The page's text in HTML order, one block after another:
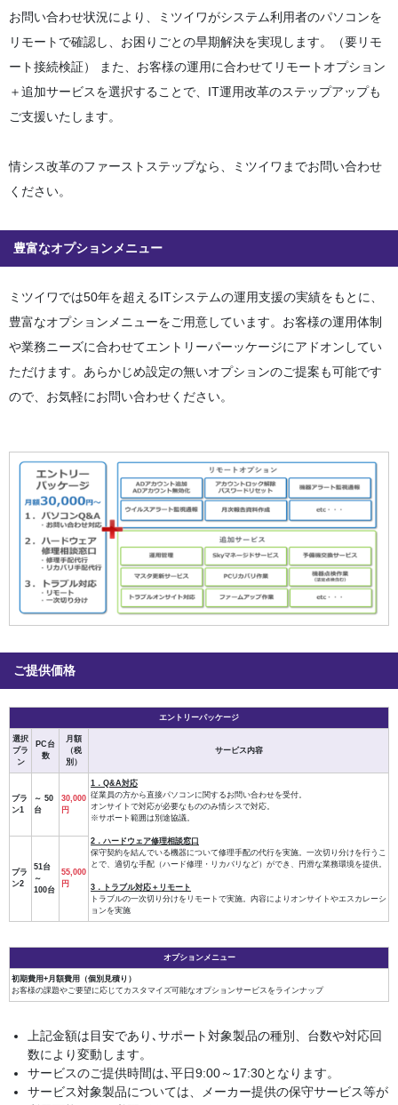
お問い合わせ状況により、ミツイワがシステム利用者のパソコンを
リモートで確認し、お困りごとの早期解決を実現します。（要リモ
ート接続検証） また、お客様の運用に合わせてリモートオプション
＋追加サービスを選択することで、IT運用改革のステップアップも
ご支援いたします。
情シス改革のファーストステップなら、ミツイワまでお問い合わせ
ください。
豊富なオプションメニュー
ミツイワでは50年を超えるITシステムの運用支援の実績をもとに、
豊富なオプションメニューをご用意しています。お客様の運用体制
や業務ニーズに合わせてエントリーパーッケージにアドオンしてい
ただけます。あらかじめ設定の無いオプションのご提案も可能です
ので、お気軽にお問い合わせください。
ご提供価格
エントリーパッケージ
選択
プラ
ン
PC台
数
月額
（税
別）
サービス内容
プラ
ン1
～ 50
台
30,000
円
1．Q&A対応
従業員の方から直接パソコンに関するお問い合わせを受付。
オンサイトで対応が必要なもののみ情シスで対応。
※サポート範囲は別途協議。
2．ハードウェア修理相談窓口
保守契約を結んでいる機器について修理手配の代行を実施。一次切り分けを行うこ
とで、適切な手配（ハード修理・リカバリなど）ができ、円滑な業務環境を提供。
3．トラブル対応＋リモート
トラブルの一次切り分けをリモートで実施。内容によりオンサイトやエスカレーシ
ョンを実施
プラ
ン2
51台
～
100台
55,000
円
オプションメニュー
初期費用+月額費用（個別見積り）
お客様の課題やご要望に応じてカスタマイズ可能なオプションサービスをラインナップ
上記金額は目安であり､サポート対象製品の種別、台数や対応回
数により変動します。
サービスのご提供時間は､平日9:00～17:30となります。
サービス対象製品については、メーカー提供の保守サービス等が